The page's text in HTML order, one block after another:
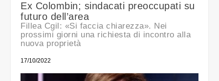
Ex Colombin; sindacati preoccupati su
futuro dell’area
Fillea Cgil: «Si faccia chiarezza». Nei
prossimi giorni una richiesta di incontro alla
nuova proprietà
17/10/2022